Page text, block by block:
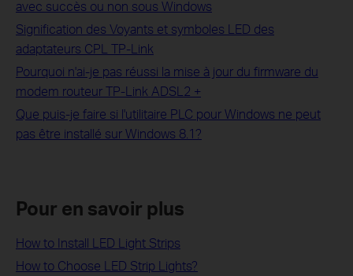
avec succès ou non sous Windows
Signification des Voyants et symboles LED des
adaptateurs CPL TP-Link
Pourquoi n'ai-je pas réussi la mise à jour du firmware du
modem routeur TP-Link ADSL2 +
Que puis-je faire si l'utilitaire PLC pour Windows ne peut
pas être installé sur Windows 8.1?
Pour en savoir plus
How to Install LED Light Strips
How to Choose LED Strip Lights?